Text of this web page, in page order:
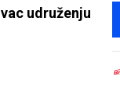
udruženju